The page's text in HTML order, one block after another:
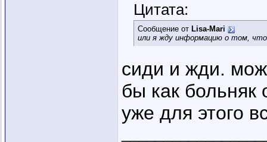
Цитата:
Сообщение от Lisa-Mari
или я жду информацию о том,
сиди и жди.
бы как больняк
уже для этого